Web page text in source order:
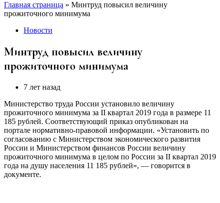
Главная страница » Минтруд повысил величину
прожиточного минимума
Новости
Минтруд повысил величину
прожиточного минимума
7 лет назад
Министерство труда России установило величину
прожиточного минимума за II квартал 2019 года в размере 11
185 рублей. Соответствующий приказ опубликован на
портале нормативно-правовой информации. «Установить по
согласованию с Министерством экономического развития
России и Министерством финансов России величину
прожиточного минимума в целом по России за II квартал 2019
года на душу населения 11 185 рублей», — говорится в
документе.